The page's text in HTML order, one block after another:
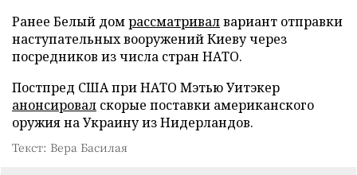
Ранее Белый домрассматривалвариант отправки
наступательных вооружений Киеву через
посредников из числа стран НАТО.
Постпред США при НАТО Мэтью Уитэкер
анонсировал скорые поставки американского
оружия на Украину из Нидерландов.
Текст: Вера Басилая